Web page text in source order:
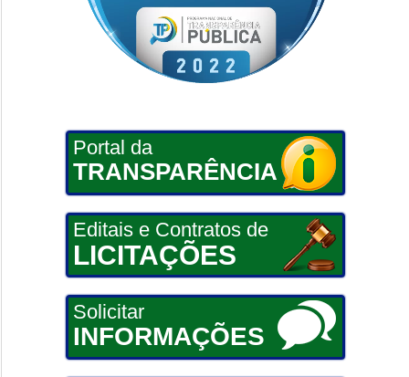
Portal da
TRANSPARÊNCIA
Editais e Contratos de
LICITAÇÕES
Solicitar
INFORMAÇÕES